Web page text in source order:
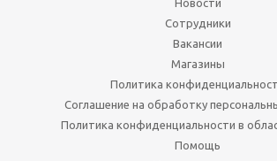
Новости
Сотрудники
Вакансии
Магазины
Политика
Соглашение на обработку
Политика конфиденциальности в
Помощь